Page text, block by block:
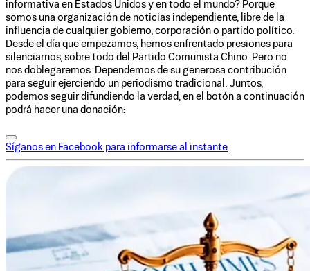
informativa en Estados Unidos y en todo el mundo? Porque
somos una organización de noticias independiente, libre de la
influencia de cualquier gobierno, corporación o partido político.
Desde el día que empezamos, hemos enfrentado presiones para
silenciarnos, sobre todo del Partido Comunista Chino. Pero no
nos doblegaremos. Dependemos de su generosa contribución
para seguir ejerciendo un periodismo tradicional. Juntos,
podemos seguir difundiendo la verdad, en el botón a continuación
podrá hacer una donación:
Síganos en Facebook para informarse al instante